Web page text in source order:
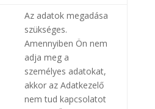
Az adatok megadása
szükséges.
Amennyiben Ön nem
adja meg a
személyes adatokat,
akkor az Adatkezelő
nem tud kapcsolatot